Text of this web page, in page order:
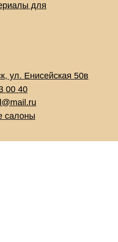
для
салоны
ул. Енисейская 50в
00 40